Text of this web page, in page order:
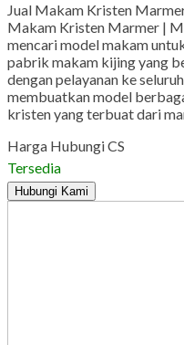
Jual Makam Kristen
Makam Kristen Marmer |
mencari model makam
pabrik makam kijing yang
dengan pelayanan ke
membuatkan model
kristen yang terbuat dari
Harga Hubungi CS
Tersedia
Hubungi Kami